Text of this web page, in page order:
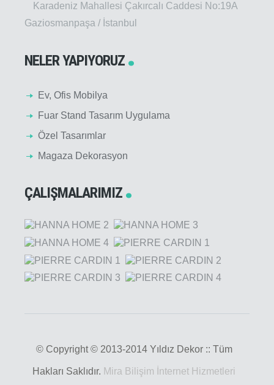
Karadeniz Mahallesi Çakırcalı Caddesi No:19A
Gaziosmanpaşa / İstanbul
NELER YAPIYORUZ
Ev, Ofis Mobilya
Fuar Stand Tasarım Uygulama
Özel Tasarımlar
Magaza Dekorasyon
ÇALIŞMALARIMIZ
© Copyright © 2013-2014 Yıldız Dekor :: Tüm
Hakları Saklıdır. Mira Bilişim İnternet Hizmetleri